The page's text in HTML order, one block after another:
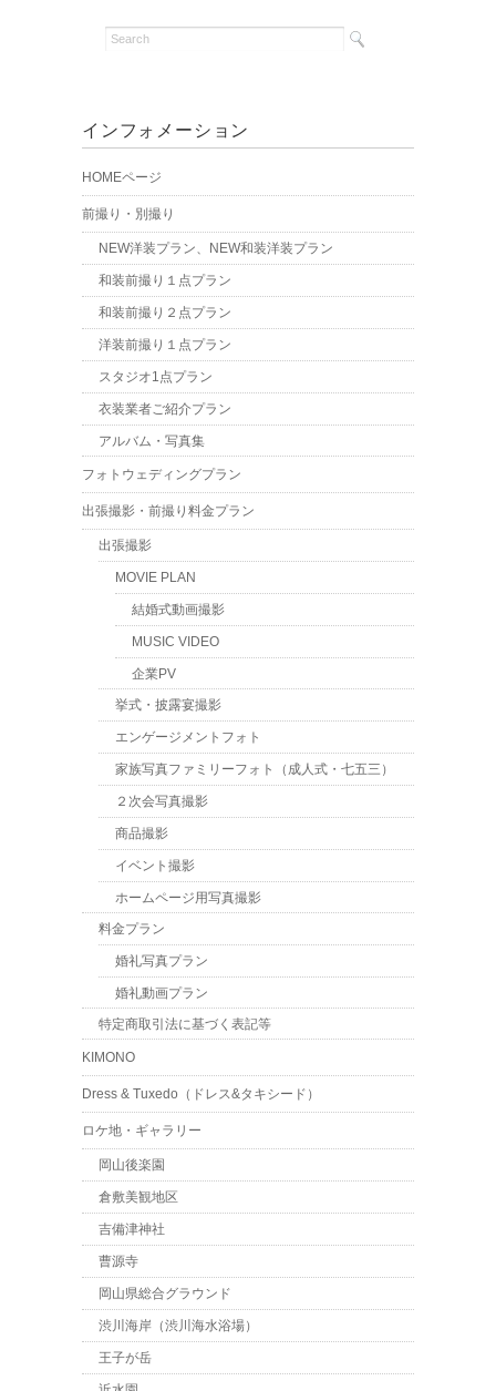
インフォメーション
HOMEページ
前撮り・別撮り
NEW洋装プラン、NEW和装洋装プラン
和装前撮り１点プラン
和装前撮り２点プラン
洋装前撮り１点プラン
スタジオ1点プラン
衣装業者ご紹介プラン
アルバム・写真集
フォトウェディングプラン
出張撮影・前撮り料金プラン
出張撮影
MOVIE PLAN
結婚式動画撮影
MUSIC VIDEO
企業PV
挙式・披露宴撮影
エンゲージメントフォト
家族写真ファミリーフォト（成人式・七五三）
２次会写真撮影
商品撮影
イベント撮影
ホームページ用写真撮影
料金プラン
婚礼写真プラン
婚礼動画プラン
特定商取引法に基づく表記等
KIMONO
Dress & Tuxedo（ドレス&タキシード）
ロケ地・ギャラリー
岡山後楽園
倉敷美観地区
吉備津神社
曹源寺
岡山県総合グラウンド
渋川海岸（渋川海水浴場）
王子が岳